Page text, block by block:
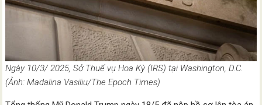
Ngày 10/3/ 2025, Sở Thuế vụ Hoa Kỳ (IRS) tại Washington, D.C.
(Ảnh: Madalina Vasiliu/The Epoch Times)